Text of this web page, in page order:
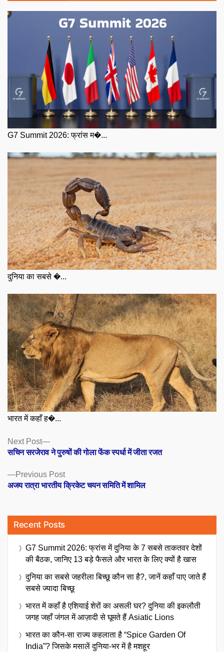
G7 Summit 2026: फ्रांस म�...
दुनिया का सबसे �...
भारत में कहाँ ह�...
Posts
navigation
Previous PostPrevious
post:
अजय रात्रा भारतीय क्रिकेट चयन समिति में शामिल
Next Post
Next
post:
सचिन सरजेराव ने पुरुषों की गोला फेंक स्पर्धा में जीता रजत
Recent Posts
G7 Summit 2026: फ्रांस में दुनिया के 7 सबसे ताकतवर देशों
की बैठक, जानिए 13 बड़े फैसले और भारत के लिए क्यों है खास
दुनिया का सबसे जहरीला बिच्छू कौन सा है?, जानें कहाँ पाए जाते हैं
सबसे ज्यादा बिच्छू
भारत में कहाँ है एशियाई शेरों का असली घर? दुनिया की इकलौती
जगह जहाँ जंगल में आज़ादी से घूमते हैं Asiatic Lions
भारत का कौन-सा राज्य कहलाता है “Spice Garden Of
India”? जिसके मसालें दुनिया-भर में है मशहूर